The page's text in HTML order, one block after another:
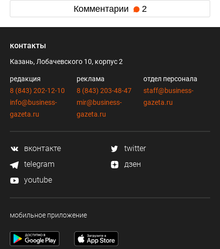
Комментарии 2
контакты
Казань, Лобачевского 10, корпус 2
редакция
8 (843) 202-12-10
info@business-
gazeta.ru
реклама
8 (843) 203-48-47
mir@business-
gazeta.ru
отдел персонала
staff@business-
gazeta.ru
вконтакте
twitter
telegram
дзен
youtube
мобильное приложение